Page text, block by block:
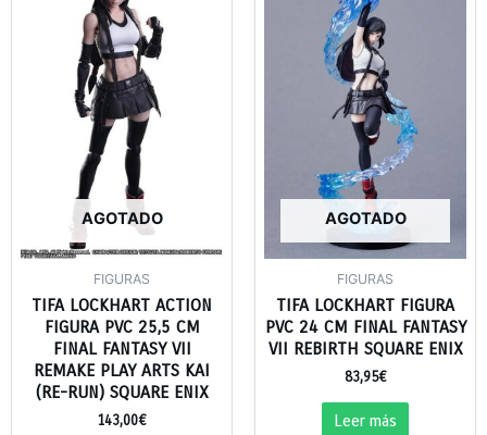
AGOTADO
FIGURAS
TIFA LOCKHART ACTION
FIGURA PVC 25,5 CM
FINAL FANTASY VII
REMAKE PLAY ARTS KAI
(RE-RUN) SQUARE ENIX
143,00€
AGOTADO
FIGURAS
TIFA LOCKHART FIGURA
PVC 24 CM FINAL FANTASY
VII REBIRTH SQUARE ENIX
83,95€
Leer más